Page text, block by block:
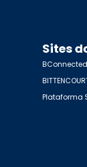
Sites
BConnected
Plataforma